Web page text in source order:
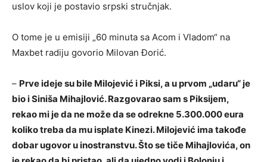
uslov koji je postavio srpski stručnjak.
O tome je u emisiji „60 minuta sa Acom i Vladom“ na
Maxbet radiju govorio Milovan Đorić.
– Prve ideje su bile Milojević i Piksi, a u prvom „udaru“ je
bio i Siniša Mihajlović. Razgovarao sam s Piksijem,
rekao mi je da ne može da se odrekne 5.300.000 eura
koliko treba da mu isplate Kinezi. Milojević ima takođe
dobar ugovor u inostranstvu. Što se tiče Mihajlovića, on